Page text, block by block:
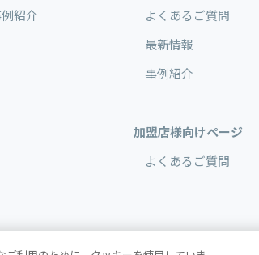
紹介
よくあるご質問
最新情報
事例紹介
加盟店様向けページ
よくあるご質問